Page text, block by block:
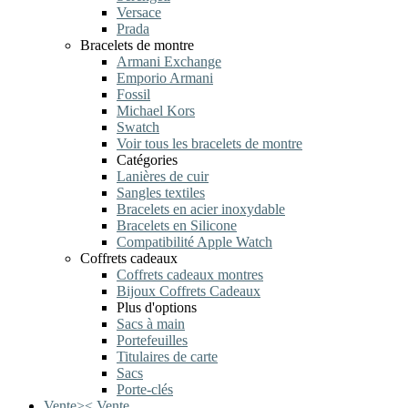
Versace
Prada
Bracelets de montre
Armani Exchange
Emporio Armani
Fossil
Michael Kors
Swatch
Voir tous les bracelets de montre
Catégories
Lanières de cuir
Sangles textiles
Bracelets en acier inoxydable
Bracelets en Silicone
Compatibilité Apple Watch
Coffrets cadeaux
Coffrets cadeaux montres
Bijoux Coffrets Cadeaux
Plus d'options
Sacs à main
Portefeuilles
Titulaires de carte
Sacs
Porte-clés